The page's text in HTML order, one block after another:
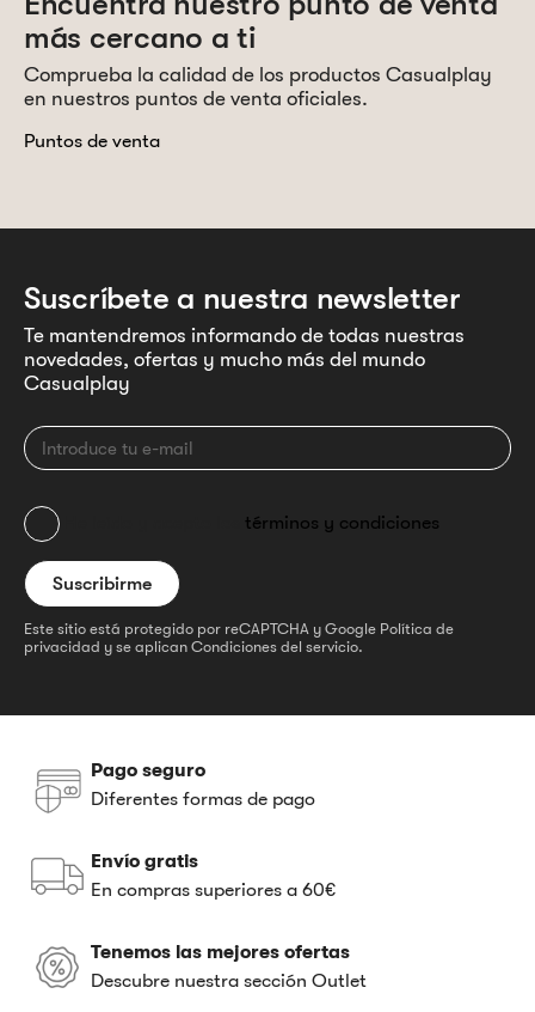
más cercano a ti
Comprueba la calidad de los productos Casualplay
en nuestros puntos de venta oficiales.
Puntos de venta
Suscríbete a nuestra newsletter
Te mantendremos informando de todas nuestras
novedades, ofertas y mucho más del mundo
Casualplay
términos y condiciones
Este sitio está protegido por reCAPTCHA y Google Política de
privacidad y se aplican Condiciones del servicio.
Pago seguro
Diferentes formas de pago
Envío gratis
En compras superiores a 60€
Tenemos las mejores ofertas
Descubre nuestra sección Outlet